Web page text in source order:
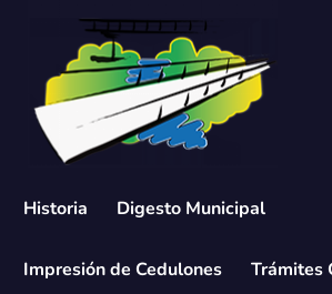
contenido
Historia Digesto Municipal
Impresión de Cedulones Trámites